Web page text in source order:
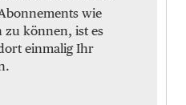
wie
können, ist es
einmalig Ihr